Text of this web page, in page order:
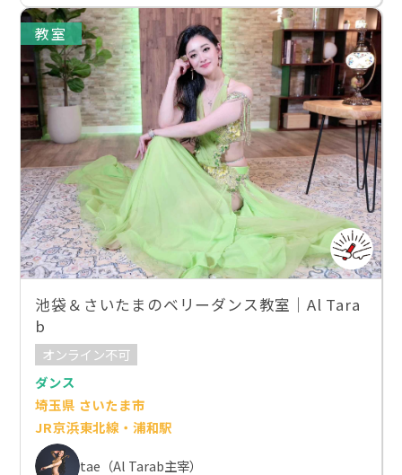
教室
池袋＆さいたまのベリーダンス教室｜Al Tara
b
オンライン不可
ダンス
埼玉県 さいたま市
JR京浜東北線・浦和駅
tae（Al Tarab主宰）